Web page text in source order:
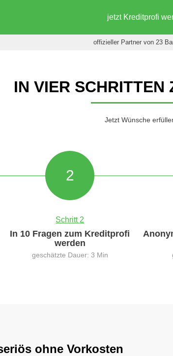
jetzt Kreditprofi
offizieller Partner von 23
IN VIER SCHRITTEN
Jetzt Wünsche
2
Schritt 2
In 10 Fragen zum Kreditprofi
werden
geschätzte Dauer: 3 Min
ohne Vorkosten